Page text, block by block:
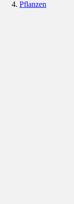
Pflanzen